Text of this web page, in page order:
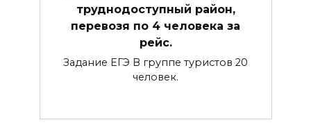
труднодоступный район,
перевозя по 4 человека за
рейс.
Задание ЕГЭ В группе туристов 20
человек.